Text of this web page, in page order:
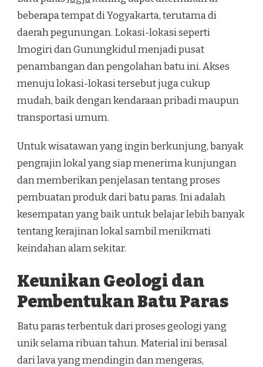
beberapa tempat di Yogyakarta, terutama di
daerah pegunungan. Lokasi-lokasi seperti
Imogiri dan Gunungkidul menjadi pusat
penambangan dan pengolahan batu ini. Akses
menuju lokasi-lokasi tersebut juga cukup
mudah, baik dengan kendaraan pribadi maupun
transportasi umum.
Untuk wisatawan yang ingin berkunjung, banyak
pengrajin lokal yang siap menerima kunjungan
dan memberikan penjelasan tentang proses
pembuatan produk dari batu paras. Ini adalah
kesempatan yang baik untuk belajar lebih banyak
tentang kerajinan lokal sambil menikmati
keindahan alam sekitar.
Keunikan Geologi dan
Pembentukan Batu Paras
Batu paras terbentuk dari proses geologi yang
unik selama ribuan tahun. Material ini berasal
dari lava yang mendingin dan mengeras,